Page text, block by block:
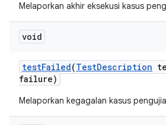
Melaporkan akhir eksekusi kasus
void
testFailed(TestDescription
failure)
Melaporkan kegagalan kasus